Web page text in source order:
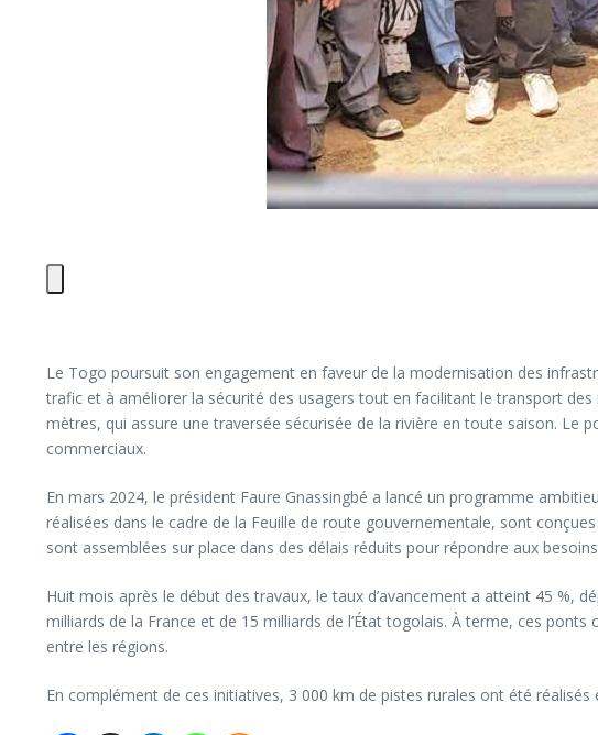
Le Togo poursuit son engagement en faveur de la modernisation des
trafic et à améliorer la sécurité des usagers tout en facilitant le transport
mètres, qui assure une traversée sécurisée de la rivière en toute saison. Le
commerciaux.
En mars 2024, le président Faure Gnassingbé a lancé un programme
réalisées dans le cadre de la Feuille de route gouvernementale, sont
sont assemblées sur place dans des délais réduits pour répondre aux
Huit mois après le début des travaux, le taux d’avancement a atteint 45 %,
milliards de la France et de 15 milliards de l’État togolais. À terme, ces
entre les régions.
En complément de ces initiatives, 3 000 km de pistes rurales ont été